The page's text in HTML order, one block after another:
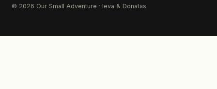
© 2026 Our Small Adventure · Ieva & Donatas